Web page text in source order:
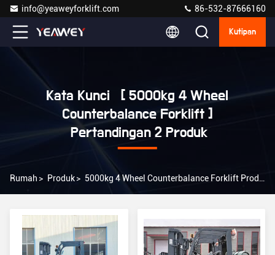
info@yeaweyforklift.com 86-532-87666160
Kutipan
Kata Kunci [ 5000kg 4 Wheel
Counterbalance Forklift ]
Pertandingan 2 Produk
Rumah > Produk> 5000kg 4 Wheel Counterbalance Forklift Produsen Online